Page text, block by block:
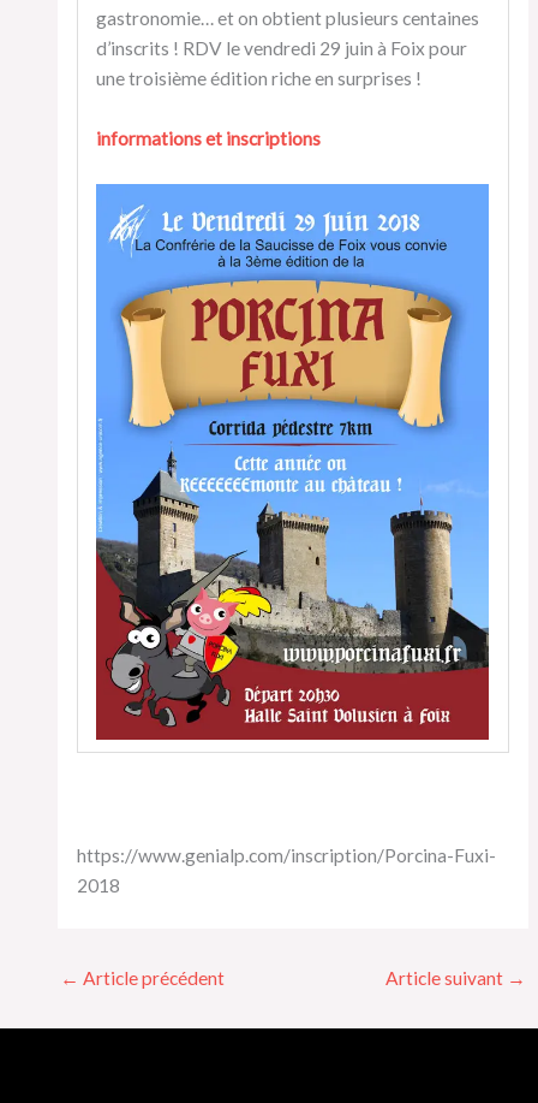
gastronomie… et on obtient plusieurs centaines
d’inscrits ! RDV le vendredi 29 juin à Foix pour
une troisième édition riche en surprises !
informations et inscriptions
https://www.genialp.com/inscription/Porcina-Fuxi-
2018
← Article précédent Article suivant →